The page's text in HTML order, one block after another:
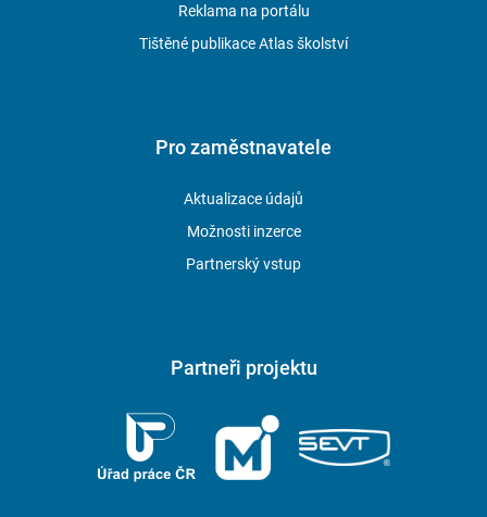
Reklama na portálu
Tištěné publikace Atlas školství
Pro zaměstnavatele
Aktualizace údajů
Možnosti inzerce
Partnerský vstup
Partneři projektu